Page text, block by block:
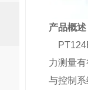
产品概述
力测量
与控制